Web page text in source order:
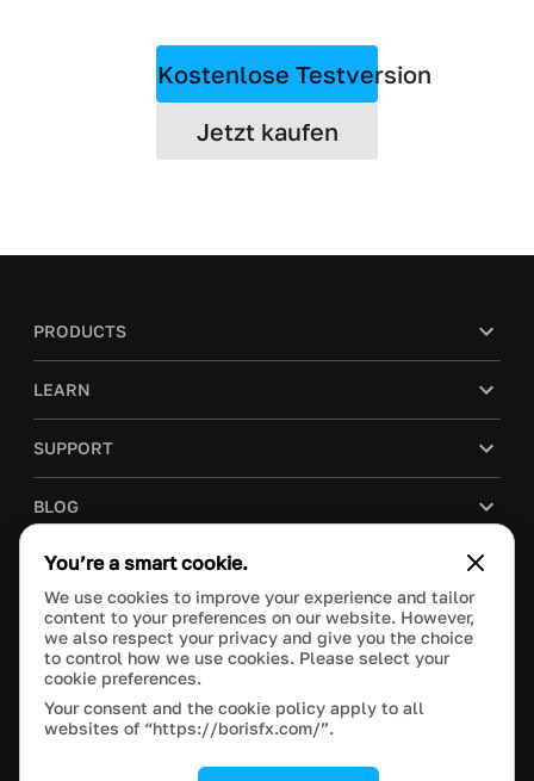
Kostenlose Testversion
Jetzt kaufen
PRODUCTS
LEARN
SUPPORT
BLOG
COMPANY
PURCHASE
This site is protected by reCAPTCHA and the Google
Manage Cookie Settings
You’re a smart cookie.
We use cookies to improve your experience and tailor
content to your preferences on our website. However,
we also respect your privacy and give you the choice
to control how we use cookies. Please select your
cookie preferences.
Your consent and the cookie policy apply to all
websites of “https://borisfx.com/”.